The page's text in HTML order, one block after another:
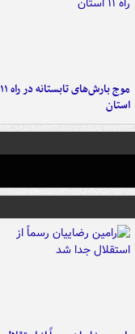
موج بارش‌های تابستانه در راه ۱۱
استان